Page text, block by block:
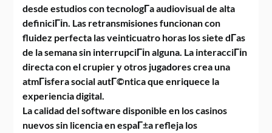
desde estudios con tecnologГ­a audiovisual de alta
definiciГіn. Las retransmisiones funcionan con
fluidez perfecta las veinticuatro horas los siete dГ­as
de la semana sin interrupciГіn alguna. La interacciГіn
directa con el crupier y otros jugadores crea una
atmГіsfera social autГ©ntica que enriquece la
experiencia digital.
La calidad del software disponible en los casinos
nuevos sin licencia en espaГ±a refleja los